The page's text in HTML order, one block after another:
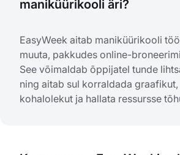
maniküürikooli äri?
EasyWeek aitab maniküürikooli
muuta, pakkudes online-
See võimaldab õppijatel tunde
ning aitab sul korraldada
kohalolekut ja hallata ressursse